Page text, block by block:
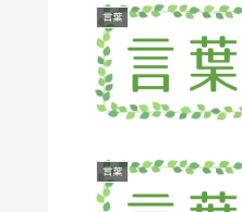
言葉
言葉